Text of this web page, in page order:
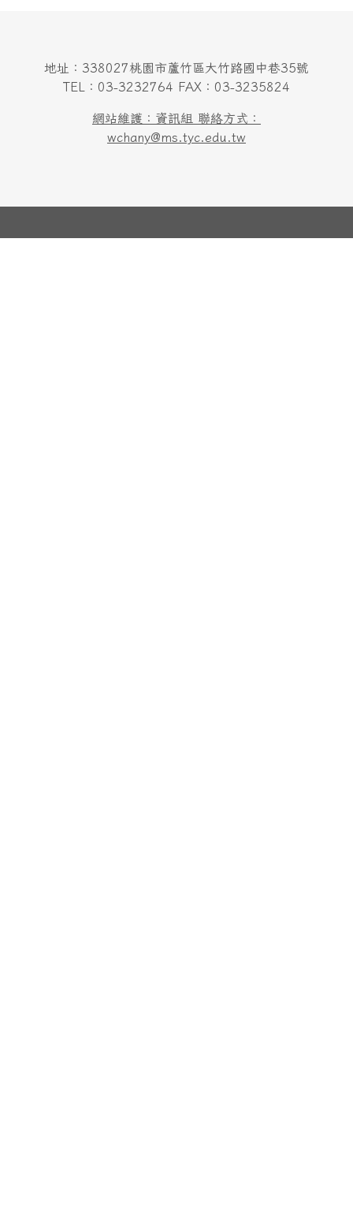
地址：338027桃園市蘆竹區大竹路國中巷35號
TEL：03-3232764 FAX：03-3235824
網站維護：資訊組 聯絡方式：
wchany@ms.tyc.edu.tw